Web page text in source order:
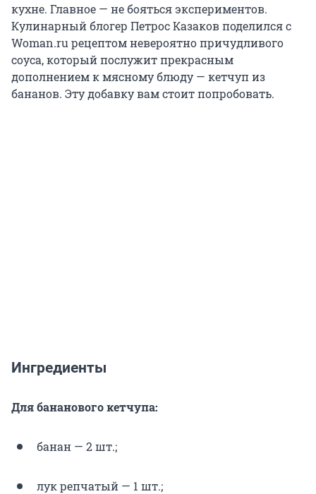
кухне. Главное — не бояться экспериментов.
Кулинарный блогер Петрос Казаков поделился с
Woman.ru рецептом невероятно причудливого
соуса, который послужит прекрасным
дополнением к мясному блюду — кетчуп из
бананов. Эту добавку вам стоит попробовать.
Ингредиенты
Для бананового кетчупа:
банан — 2 шт.;
лук репчатый — 1 шт.;